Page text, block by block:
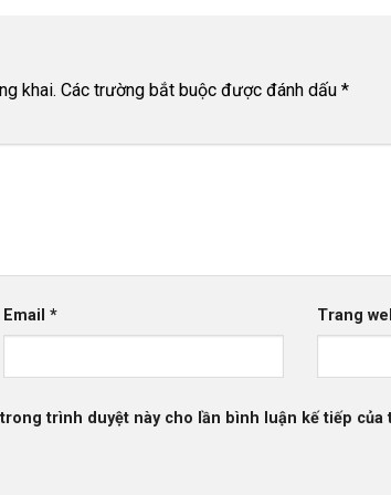
khai. Các trường bắt buộc được đánh dấu *
Email* Trang
trình duyệt này cho lần bình luận kế tiếp của